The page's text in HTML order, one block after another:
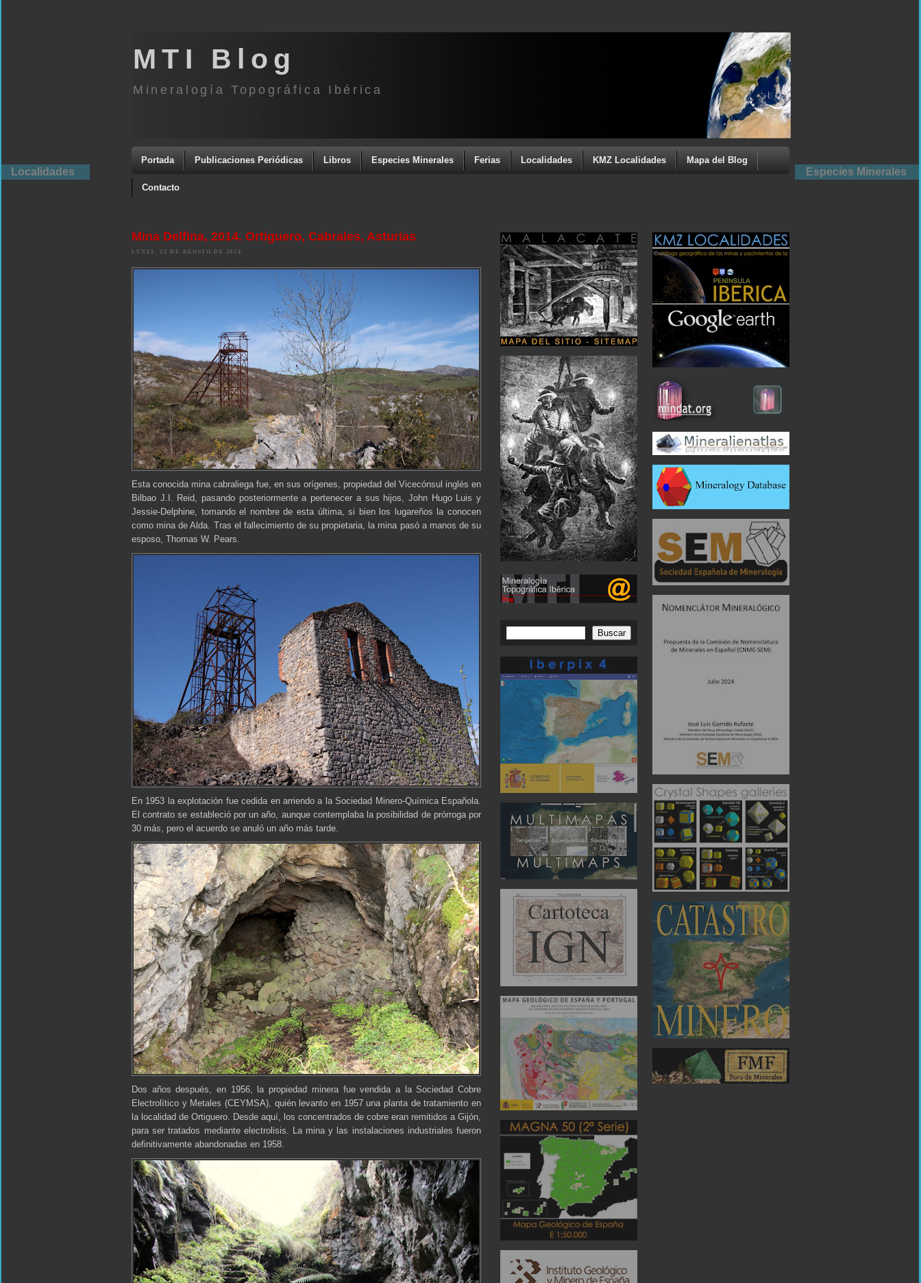
MTI Blog
Mineralogía Topográfica Ibérica
Portada Publicaciones Periódicas Libros Especies Minerales Ferias Localidades KMZ Localidades Mapa del Blog
Contacto
Mina Delfina, 2014. Ortiguero, Cabrales, Asturias
LUNES, 25 DE AGOSTO DE 2014
Esta conocida mina cabraliega fue, en sus orígenes, propiedad del Vicecónsul inglés en
Bilbao J.I. Reid, pasando posteriormente a pertenecer a sus hijos, John Hugo Luis y
Jessie-Delphine, tomando el nombre de esta última, si bien los lugareños la conocen
como mina de Alda. Tras el fallecimiento de su propietaria, la mina pasó a manos de su
esposo, Thomas W. Pears.
En 1953 la explotación fue cedida en arriendo a la Sociedad Minero-Química Española.
El contrato se estableció por un año, aunque contemplaba la posibilidad de prórroga por
30 más, pero el acuerdo se anuló un año más tarde.
Dos años después, en 1956, la propiedad minera fue vendida a la Sociedad Cobre
Electrolítico y Metales (CEYMSA), quién levanto en 1957 una planta de tratamiento en
la localidad de Ortiguero. Desde aquí, los concentrados de cobre eran remitidos a Gijón,
para ser tratados mediante electrolisis. La mina y las instalaciones industriales fueron
definitivamente abandonadas en 1958.
Localidades Especies Minerales